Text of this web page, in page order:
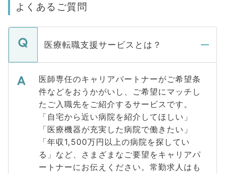
よくあるご質問
医療転職支援サービスとは？
医師専任のキャリアパートナーがご希望条
件などをおうかがいし、ご希望にマッチし
たご入職先をご紹介するサービスです。
「自宅から近い病院を紹介してほしい」
「医療機器が充実した病院で働きたい」
「年収1,500万円以上の病院を探してい
る」など、さまざまなご要望をキャリアパ
ートナーにお伝えください。常勤求人はも